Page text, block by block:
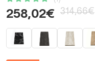
258,02€ 314,66€